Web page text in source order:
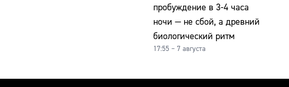
пробуждение в 3-4 часа
ночи — не сбой, а древний
биологический ритм
17:55 – 7 августа